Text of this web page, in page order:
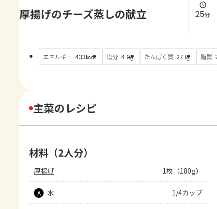
AJINOMOTO PARK とは
厚揚げのチーズ蒸しの献立 25分
エネルギー 433kcal 塩分 4.9g たんぱく質 27.1g 脂質
主菜のレシピ
材料（2人分）
厚揚げ 1枚（180g）
A 水 1/4カップ